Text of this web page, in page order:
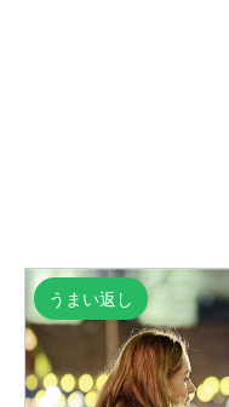
うまい返し